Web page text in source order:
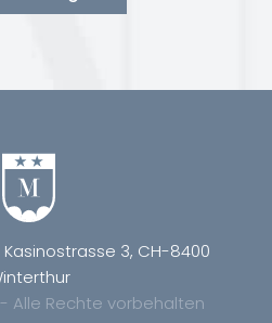
3, CH-8400
Alle Rechte vorbehalten